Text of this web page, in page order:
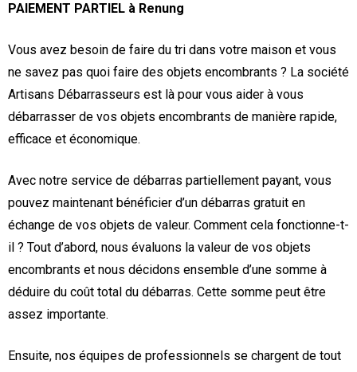
PAIEMENT PARTIEL à Renung
Vous avez besoin de faire du tri dans votre maison et vous
ne savez pas quoi faire des objets encombrants ? La société
Artisans Débarrasseurs est là pour vous aider à vous
débarrasser de vos objets encombrants de manière rapide,
efficace et économique.
Avec notre service de débarras partiellement payant, vous
pouvez maintenant bénéficier d’un débarras gratuit en
échange de vos objets de valeur. Comment cela fonctionne-t-
il ? Tout d’abord, nous évaluons la valeur de vos objets
encombrants et nous décidons ensemble d’une somme à
déduire du coût total du débarras. Cette somme peut être
assez importante.
Ensuite, nos équipes de professionnels se chargent de tout